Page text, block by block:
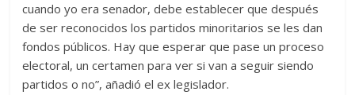
cuando yo era senador, debe establecer que después
de ser reconocidos los partidos minoritarios se les dan
fondos públicos. Hay que esperar que pase un proceso
electoral, un certamen para ver si van a seguir siendo
partidos o no”, añadió el ex legislador.